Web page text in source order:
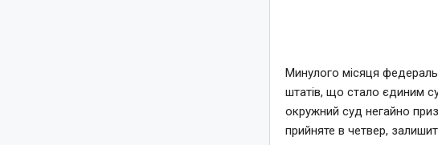
Минулого місяця
штатів, що стало єдиним
окружний суд негайно
прийняте в четвер,